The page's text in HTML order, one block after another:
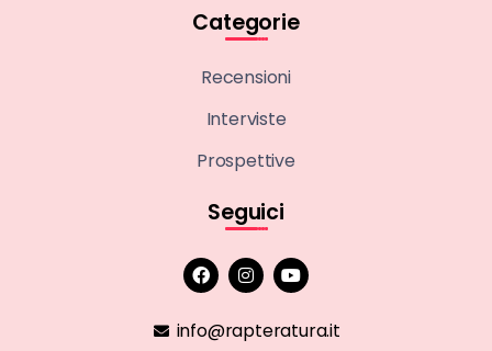
Categorie
Recensioni
Interviste
Prospettive
Seguici
info@rapteratura.it